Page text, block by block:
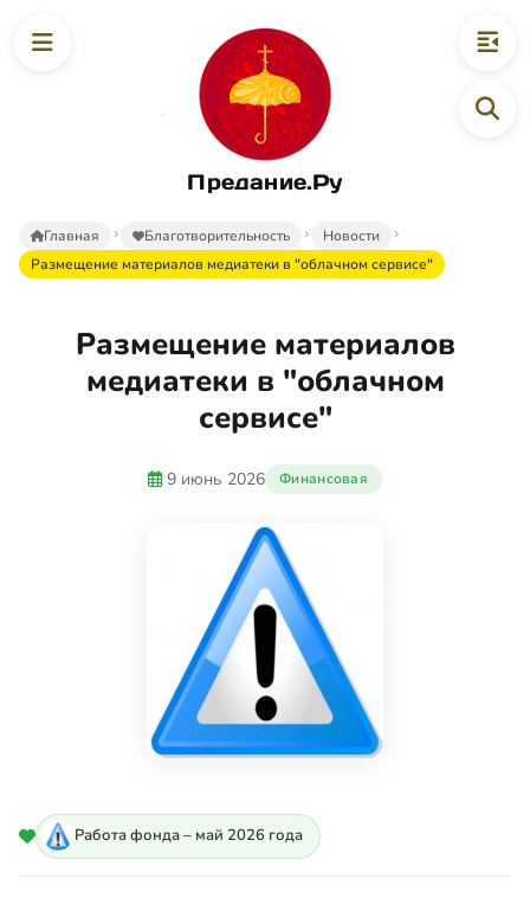
Предание.Ру
Главная Благотворительность
Новости
Размещение материалов медиатеки в "облачном сервисе"
Размещение материалов
медиатеки в "облачном
сервисе"
9 июнь 2026 Финансовая
Работа фонда – май 2026 года